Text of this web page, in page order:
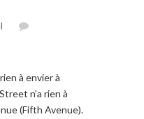
à envier à
n’a rien à
(Fifth Avenue).